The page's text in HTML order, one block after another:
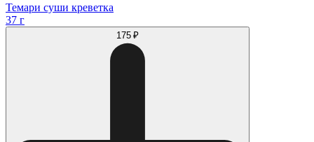
Темари суши креветка
37 г
175 ₽